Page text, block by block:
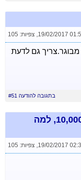
19/02/2017
, צפיות: 105
מבוגר.צריך גם לדעת
בתגובה להודעה #51
אולי הוא מרויח 20,000 וחוסך 10,000, למה
19/02/2017
, צפיות: 105